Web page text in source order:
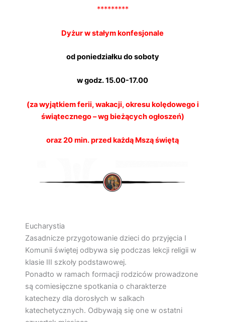
*********
Dyżur w stałym konfesjonale
od poniedziałku do soboty
w godz. 15.00-17.00
(za wyjątkiem ferii, wakacji, okresu kolędowego i
świątecznego – wg bieżących ogłoszeń)
oraz 20 min. przed każdą Mszą świętą
Eucharystia
Zasadnicze przygotowanie dzieci do przyjęcia I
Komunii świętej odbywa się podczas lekcji religii w
klasie III szkoły podstawowej.
Ponadto w ramach formacji rodziców prowadzone
są comiesięczne spotkania o charakterze
katechezy dla dorosłych w salkach
katechetycznych. Odbywają się one w ostatni